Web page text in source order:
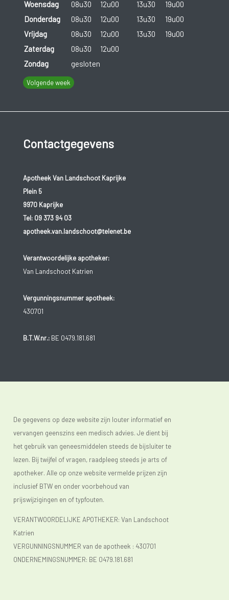
Woensdag
08u30 12u00 13u30
19u00
Donderdag
08u30 12u00 13u30
19u00
Vrijdag
08u30 12u00 13u30
19u00
Zaterdag
08u30
12u00
Zondag
gesloten
Volgende week
Contactgegevens
Apotheek Van Landschoot Kaprijke
Plein 5
9970 Kaprijke
Tel: 09 373 94 03
apotheek.van.landschoot@telenet.be
Verantwoordelijke apotheker:
Van Landschoot Katrien
Vergunningsnummer apotheek:
430701
B.T.W.nr.:BE 0479.181.681
De gegevens op deze website zijn louter informatief en
vervangen geenszins een medisch advies. Je dient bij
het gebruik van geneesmiddelen steeds de bijsluiter te
lezen. Bij twijfel of vragen, raadpleeg steeds je arts of
apotheker. Alle op onze website vermelde prijzen zijn
inclusief BTW en onder voorbehoud van
prijswijzigingen en of typfouten.
VERANTWOORDELIJKE APOTHEKER: Van Landschoot
Katrien
VERGUNNINGSNUMMER van de apotheek : 430701
ONDERNEMINGSNUMMER: BE 0479.181.681